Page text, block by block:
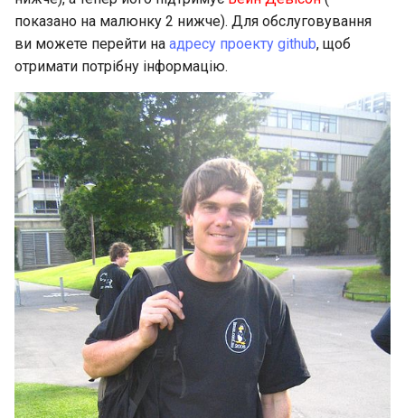
показано на малюнку 2 нижче). Для обслуговування
ви можете перейти на адресу проекту github, щоб
отримати потрібну інформацію.